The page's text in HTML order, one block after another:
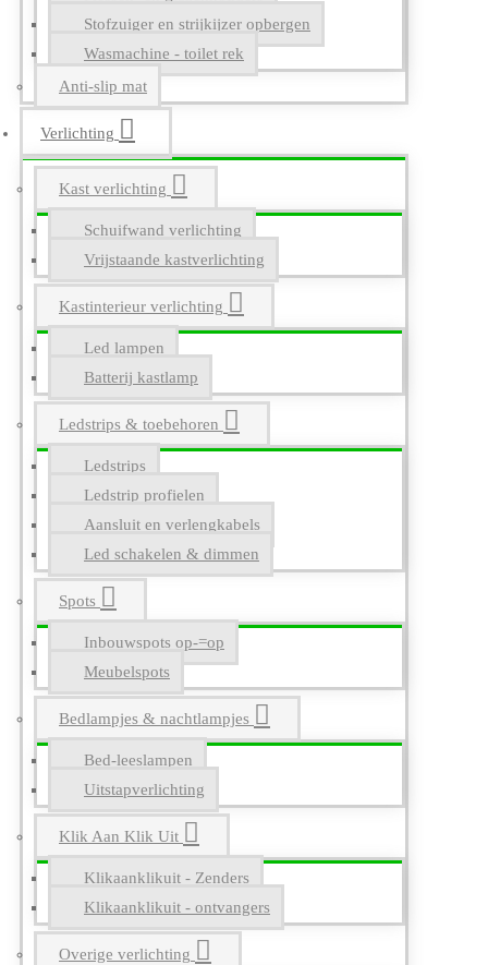
Stofzuiger en strijkijzer opbergen
Wasmachine - toilet rek
Anti-slip mat
Verlichting
Kast verlichting
Schuifwand verlichting
Vrijstaande kastverlichting
Kastinterieur verlichting
Led lampen
Batterij kastlamp
Ledstrips & toebehoren
Ledstrips
Ledstrip profielen
Aansluit en verlengkabels
Led schakelen & dimmen
Spots
Inbouwspots op-=op
Meubelspots
Bedlampjes & nachtlampjes
Bed-leeslampen
Uitstapverlichting
Klik Aan Klik Uit
Klikaanklikuit - Zenders
Klikaanklikuit - ontvangers
Overige verlichting